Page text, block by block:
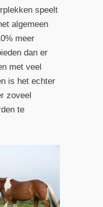
speelt
algemeen
meer
dan er
met veel
is het echter
zoveel
te